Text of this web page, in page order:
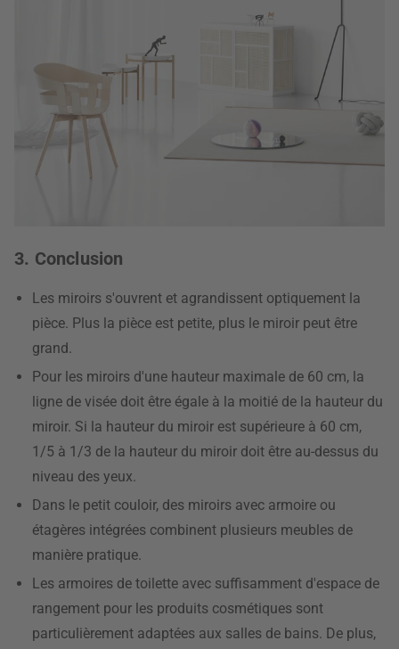
3. Conclusion
Les miroirs s'ouvrent et agrandissent optiquement la
pièce. Plus la pièce est petite, plus le miroir peut être
grand.
Pour les miroirs d'une hauteur maximale de 60 cm, la
ligne de visée doit être égale à la moitié de la hauteur du
miroir. Si la hauteur du miroir est supérieure à 60 cm,
1/5 à 1/3 de la hauteur du miroir doit être au-dessus du
niveau des yeux.
Dans le petit couloir, des miroirs avec armoire ou
étagères intégrées combinent plusieurs meubles de
manière pratique.
Les armoires de toilette avec suffisamment d'espace de
rangement pour les produits cosmétiques sont
particulièrement adaptées aux salles de bains. De plus,